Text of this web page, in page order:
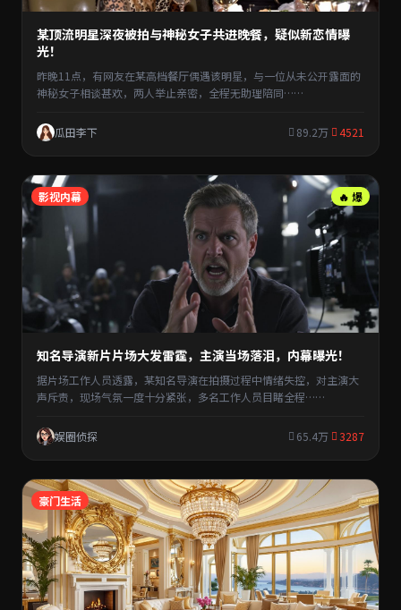
某顶流明星深夜被拍与神秘女子共进晚餐，疑似新恋情曝
光！
昨晚11点，有网友在某高档餐厅偶遇该明星，与一位从未公开露面的
神秘女子相谈甚欢，两人举止亲密，全程无助理陪同……
瓜田李下 89.2万 4521
影视内幕 🔥 爆
知名导演新片片场大发雷霆，主演当场落泪，内幕曝光！
据片场工作人员透露，某知名导演在拍摄过程中情绪失控，对主演大
声斥责，现场气氛一度十分紧张，多名工作人员目睹全程……
娱圈侦探 65.4万 3287
豪门生活